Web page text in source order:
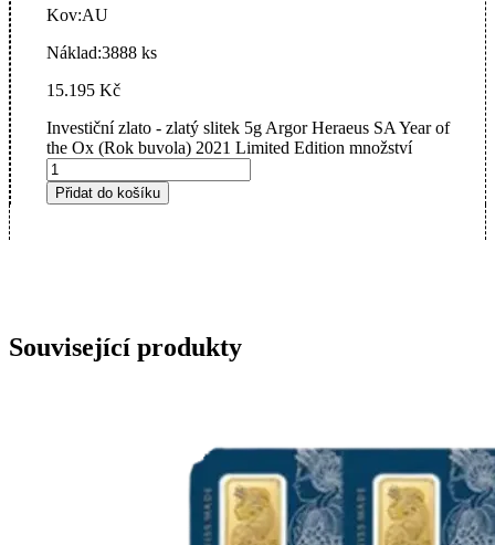
Kov:AU
Náklad:3888 ks
15.195 Kč
Investiční zlato - zlatý slitek 5g Argor Heraeus SA Year of
the Ox (Rok buvola) 2021 Limited Edition množství
Přidat do košíku
Související produkty